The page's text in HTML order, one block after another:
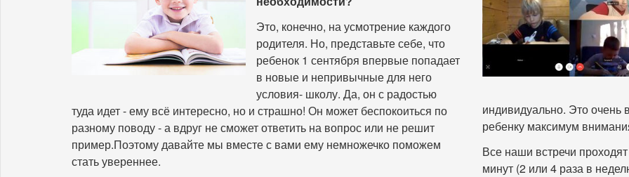
Это, конечно, на усмотрение каждого
родителя. Но, представьте себе, что
ребенок 1 сентября впервые попадает
в новые и непривычные для него
условия- школу. Да, он с радостью
туда идет - ему всё интересно, но и страшно! Он может беспокоиться по
разному поводу - а вдруг не сможет ответить на вопрос или не решит
пример.Поэтому давайте мы вместе с вами ему немножечко поможем
стать увереннее.
индивидуально. Это очень
ребенку максимум
Все наши встречи
минут (2 или 4 раза в